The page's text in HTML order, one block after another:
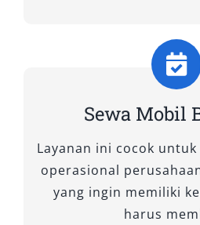
1. Pilih Penyedia
Pastikan Anda memilih
Surabaya yang memiliki
positif, serta identitas
Penyedia terpercaya
harga, memiliki layanan
dan menawarkan armada
Sewa Mobil
Layanan ini cocok
operasional
yang ingin memiliki
harus